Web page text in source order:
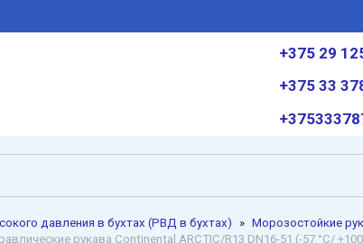
+375 29
+375 33
давления в бухтах (РВД в бухтах) » Морозостойкие
рукава Continental ARCTIC/R13 DN16-51 (-57 °C/ +100